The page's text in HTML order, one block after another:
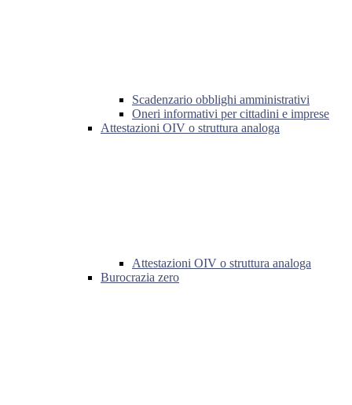
Scadenzario obblighi amministrativi
Oneri informativi per cittadini e imprese
Attestazioni OIV o struttura analoga
Attestazioni OIV o struttura analoga
Burocrazia zero